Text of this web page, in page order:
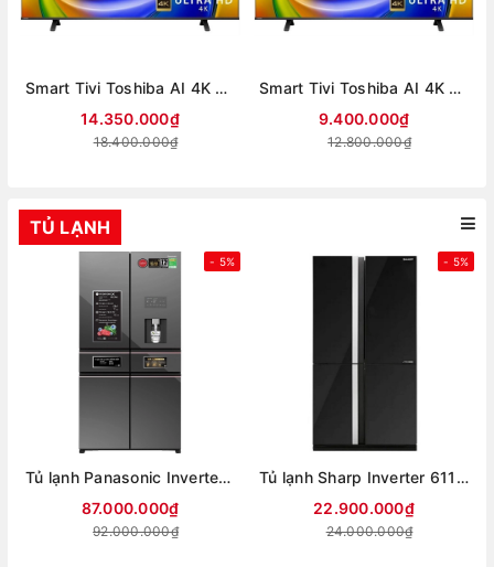
Smart Tivi Toshiba AI 4K 75 inch 75C350RP
14.350.000₫
18.400.000₫
Smart Tivi Toshiba AI 4K 65 inch 65C350RP
9.400.000₫
12.800.000₫
TỦ LẠNH
- 5%
Tủ lạnh Panasonic Inverter 650 lít PRIME+ Edition Multi Door NR-WY720ZMMV
87.000.000₫
92.000.000₫
- 5%
Tủ lạnh Sharp Inverter 611 lít Multi Door SJ-FXPI700VG-BK
22.900.000₫
24.000.000₫